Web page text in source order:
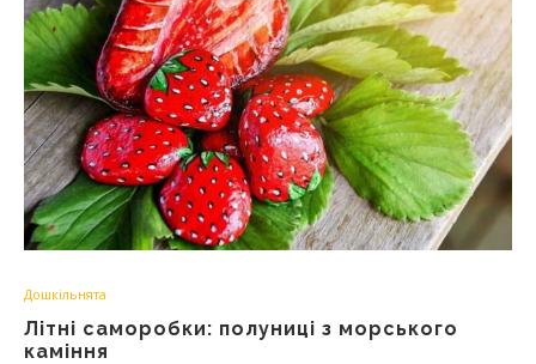
Дошкільнята
Літні саморобки: полуниці з морського
каміння